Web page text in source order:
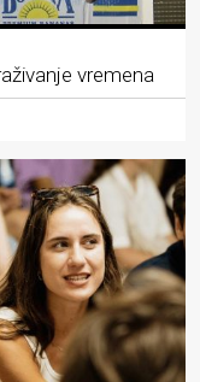
vremena